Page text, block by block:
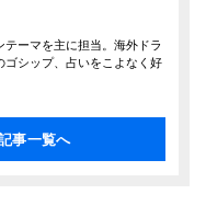
ーマを主に担当。海外ドラ
ゴシップ、占いをこよなく好
事一覧へ